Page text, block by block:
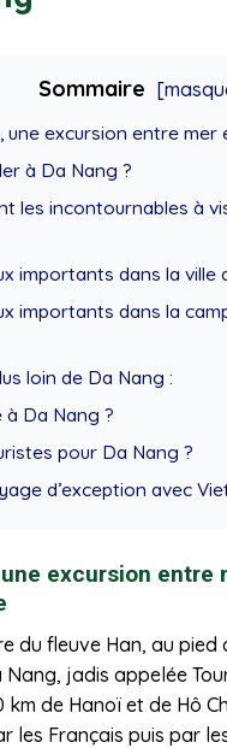
Sommaire
une excursion entre
à Da Nang ?
les incontournables à
importants dans la ville
importants dans la
loin de Da Nang :
à Da Nang ?
pour Da Nang ?
d’exception avec
une excursion entre
du fleuve Han, au
Nang, jadis appelée
de Hanoï et de Hô
les Français puis par